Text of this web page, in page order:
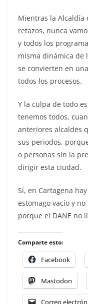
Mientras la Alcaldía
retazos, nunca
y todos los
misma dinámica de
se convierten en
todos los procesos.
Y la culpa de todo
tenemos todos,
anteriores alcaldes
sus periodos,
o personas sin la
dirigir esta ciudad.
Sí, en Cartagena
estomago vacío y
porque el DANE no
Comparte esto:
Facebook
Mastodon
Correo